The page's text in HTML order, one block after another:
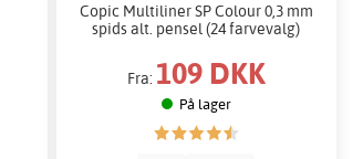
Copic Multiliner SP Colour 0,3 mm
spids alt. pensel (24 farvevalg)
Fra: 109 DKK
På lager